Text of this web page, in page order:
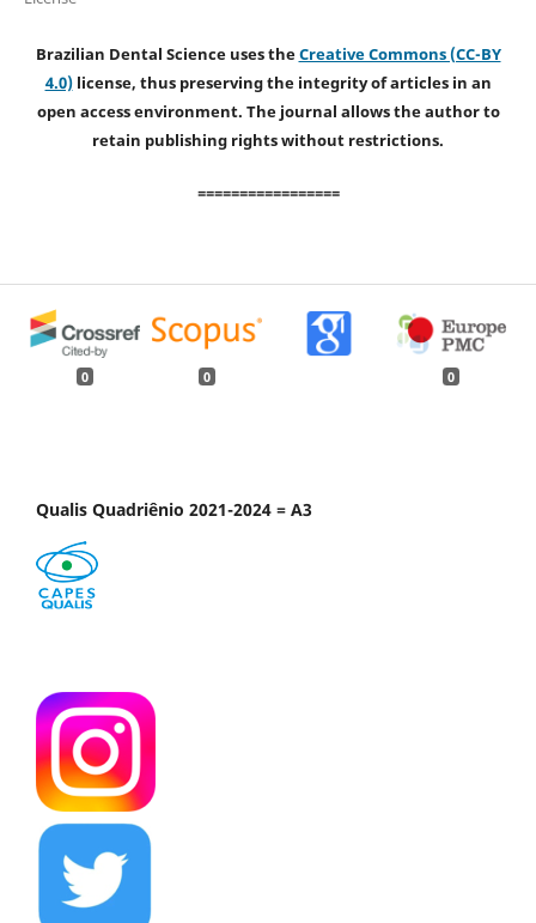
Brazilian Dental Science uses theCreative Commons (CC-BY
4.0)license, thus preserving the integrity of articles in an
open access environment. The journal allows the author to
retain publishing rights without restrictions.
=================
0 0 0
Qualis Quadriênio 2021-2024 = A3